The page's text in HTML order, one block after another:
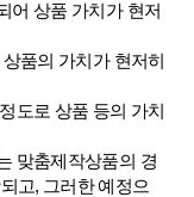
어 상품 가치가 현저
품의 가치가 현저히
도로 상품 등의 가치
맞춤제작상품의 경
고, 그러한 예정으